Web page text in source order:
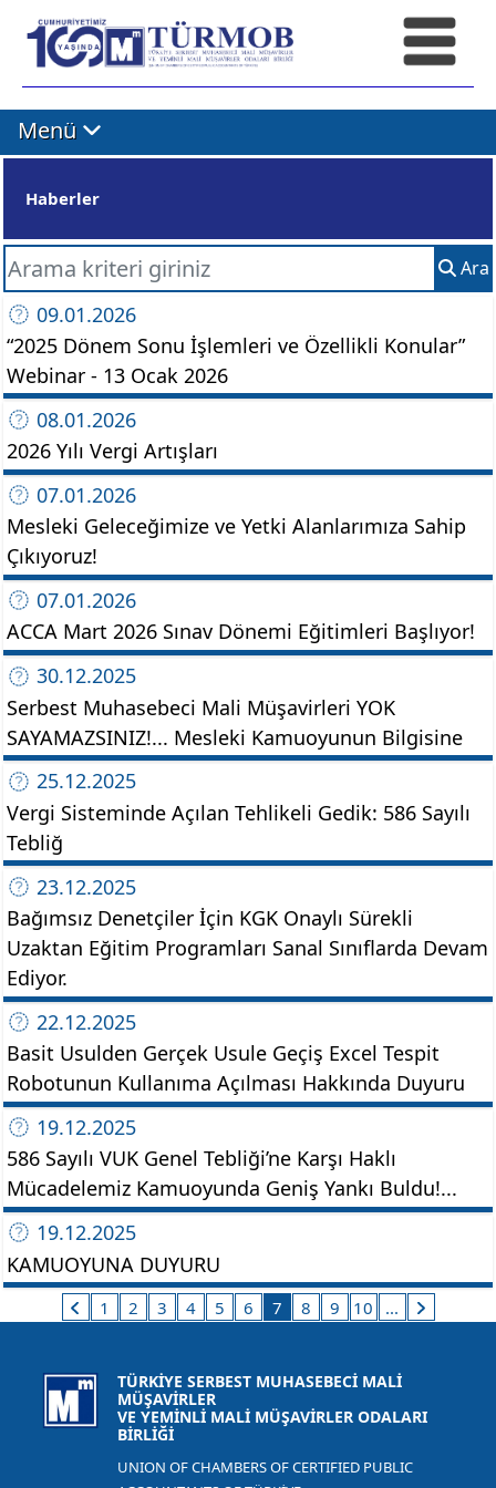
Menü
Haberler
Aranan Kelime Ara
09.01.2026
“2025 Dönem Sonu İşlemleri ve Özellikli Konular”
Webinar - 13 Ocak 2026
08.01.2026
2026 Yılı Vergi Artışları
07.01.2026
Mesleki Geleceğimize ve Yetki Alanlarımıza Sahip
Çıkıyoruz!
07.01.2026
ACCA Mart 2026 Sınav Dönemi Eğitimleri Başlıyor!
30.12.2025
Serbest Muhasebeci Mali Müşavirleri YOK
SAYAMAZSINIZ!... Mesleki Kamuoyunun Bilgisine
25.12.2025
Vergi Sisteminde Açılan Tehlikeli Gedik: 586 Sayılı
Tebliğ
23.12.2025
Bağımsız Denetçiler İçin KGK Onaylı Sürekli
Uzaktan Eğitim Programları Sanal Sınıflarda Devam
Ediyor.
22.12.2025
Basit Usulden Gerçek Usule Geçiş Excel Tespit
Robotunun Kullanıma Açılması Hakkında Duyuru
19.12.2025
586 Sayılı VUK Genel Tebliği’ne Karşı Haklı
Mücadelemiz Kamuoyunda Geniş Yankı Buldu!...
19.12.2025
KAMUOYUNA DUYURU
1 2 3 4 5 6 7 8 9 10 ...
TÜRKİYE SERBEST MUHASEBECİ MALİ
MÜŞAVİRLER
VE YEMİNLİ MALİ MÜŞAVİRLER ODALARI
BİRLİĞİ
UNION OF CHAMBERS OF CERTIFIED PUBLIC